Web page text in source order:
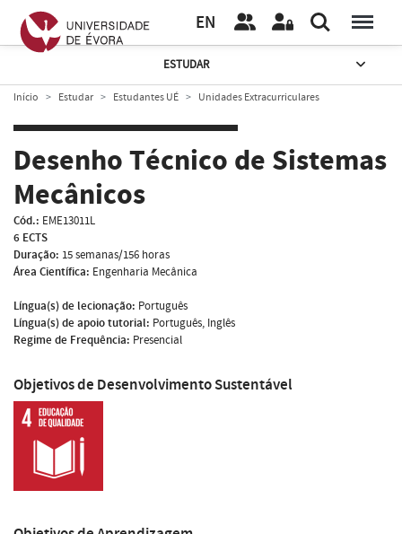
EN
ESTUDAR
Início Estudar Estudantes UÉ Unidades Extracurriculares
Desenho Técnico de Sistemas
Mecânicos
Cód.: EME13011L
6 ECTS
Duração: 15 semanas/156 horas
Área Científica: Engenharia Mecânica
Língua(s) de lecionação: Português
Língua(s) de apoio tutorial: Português, Inglês
Regime de Frequência: Presencial
Objetivos de Desenvolvimento Sustentável